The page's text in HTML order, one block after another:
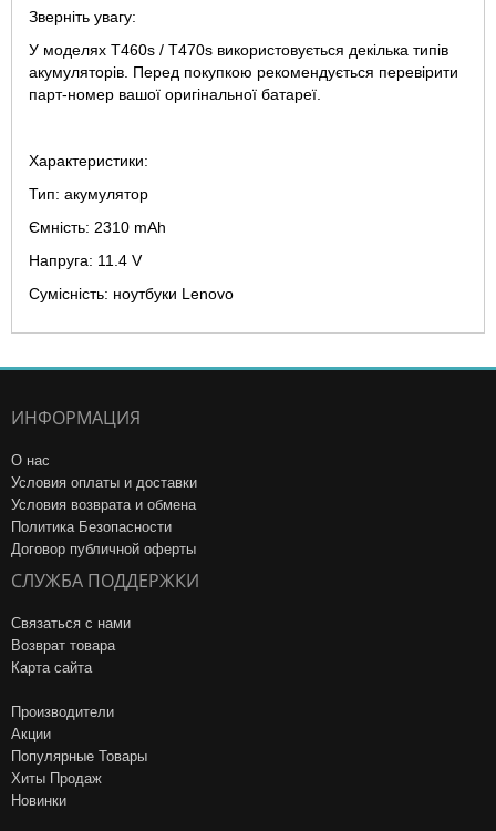
Зверніть увагу:
У моделях T460s / T470s використовується декілька типів
акумуляторів. Перед покупкою рекомендується перевірити
парт-номер вашої оригінальної батареї.
Характеристики:
Тип: акумулятор
Ємність: 2310 mAh
Напруга: 11.4 V
Сумісність: ноутбуки Lenovo
ИНФОРМАЦИЯ
О нас
Условия оплаты и доставки
Условия возврата и обмена
Политика Безопасности
Договор публичной оферты
СЛУЖБА ПОДДЕРЖКИ
Связаться с нами
Возврат товара
Карта сайта
Производители
Акции
Популярные Товары
Хиты Продаж
Новинки